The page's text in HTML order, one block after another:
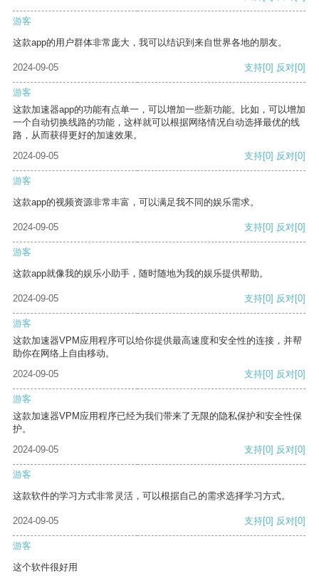
游客
这款app的用户群体非常庞大，我可以结识到来自世界各地的朋友。
2024-09-05 支持[0] 反对[0]
游客
这款加速器app的功能有点单一，可以增加一些新功能。比如，可以增加
一个自动切换线路的功能，这样就可以根据网络情况自动选择最优的线
路，从而获得更好的加速效果。
2024-09-05
支持[0] 反对[0]
游客
这款app的视频资源非常丰富，可以满足我不同的娱乐需求。
2024-09-05 支持[0] 反对[0]
游客
这款app就像我的娱乐小助手，随时随地为我的娱乐提供帮助。
2024-09-05 支持[0] 反对[0]
游客
这款加速器VPM应用程序可以给你提供最高速度和安全性的连接，并帮
助你在网络上自由移动。
2024-09-05
支持[0] 反对[0]
游客
这款加速器VPM应用程序已经为我们带来了无限的隐私保护和安全性保
护。
2024-09-05
支持[0] 反对[0]
游客
这款软件的学习方式非常灵活，可以根据自己的需求选择学习方式。
2024-09-05 支持[0] 反对[0]
游客
这个软件很好用